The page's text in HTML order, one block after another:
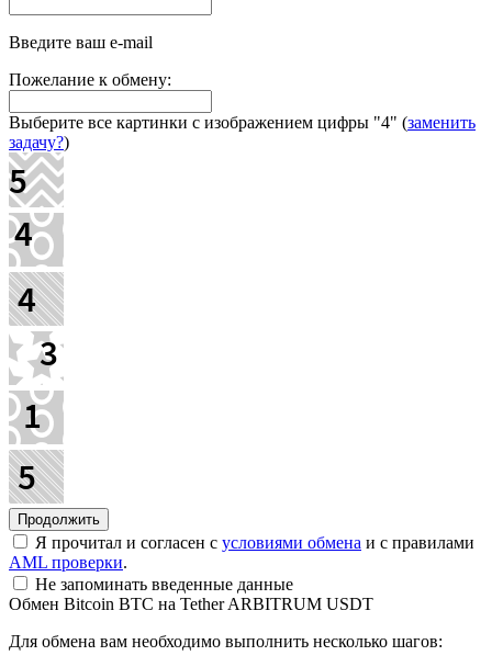
Введите ваш e-mail
Пожелание к обмену:
Выберите все картинки с изображением цифры "4" (заменить
задачу?)
Я прочитал и согласен с условиями обмена и с правилами
AML проверки.
Не запоминать введенные данные
Обмен Bitcoin BTC на Tether ARBITRUM USDT
Для обмена вам необходимо выполнить несколько шагов: